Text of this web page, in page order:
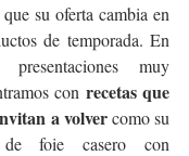
su oferta cambia en
de temporada. En
muy
con recetas que
a volver como su
foie casero con